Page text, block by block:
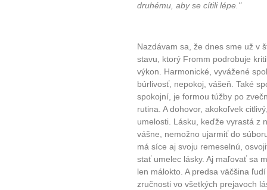
10 tipů
...
druhému, aby se cítili lépe."
Nazdávam sa, že dnes sme už v
stavu, ktorý Fromm podrobuje
výkon. Harmonické, vyvážené
búrlivosť, nepokoj, vášeň. Také
spokojní, je formou túžby po
rutina. A dohovor, akokoľvek
umelosti. Lásku, keďže vyrastá z
vášne, nemožno ujarmiť do
má síce aj svoju remeselnú,
stať umelec lásky. Aj maľovať sa
len málokto. A predsa väčšina
zručnosti vo všetkých prejavoch